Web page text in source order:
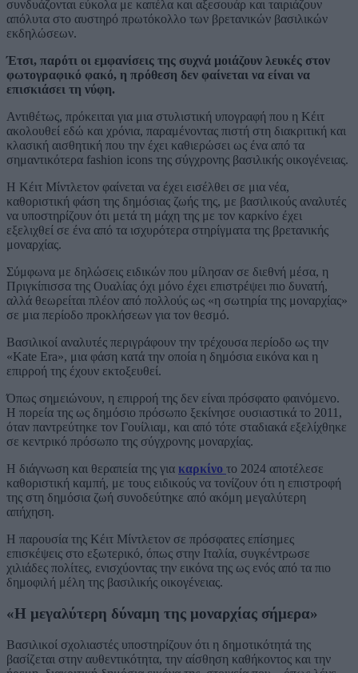
συνδυάζονται εύκολα με καπέλα και αξεσουάρ και ταιριάζουν
απόλυτα στο αυστηρό πρωτόκολλο των βρετανικών βασιλικών
εκδηλώσεων.
Έτσι, παρότι οι εμφανίσεις της συχνά μοιάζουν λευκές στον
φωτογραφικό φακό, η πρόθεση δεν φαίνεται να είναι να
επισκιάσει τη νύφη.
Αντιθέτως, πρόκειται για μια στυλιστική υπογραφή που η Κέιτ
ακολουθεί εδώ και χρόνια, παραμένοντας πιστή στη διακριτική και
κλασική αισθητική που την έχει καθιερώσει ως ένα από τα
σημαντικότερα fashion icons της σύγχρονης βασιλικής οικογένειας.
Η Κέιτ Μίντλετον φαίνεται να έχει εισέλθει σε μια νέα,
καθοριστική φάση της δημόσιας ζωής της, με βασιλικούς αναλυτές
να υποστηρίζουν ότι μετά τη μάχη της με τον καρκίνο έχει
εξελιχθεί σε ένα από τα ισχυρότερα στηρίγματα της βρετανικής
μοναρχίας.
Σύμφωνα με δηλώσεις ειδικών που μίλησαν σε διεθνή μέσα, η
Πριγκίπισσα της Ουαλίας όχι μόνο έχει επιστρέψει πιο δυνατή,
αλλά θεωρείται πλέον από πολλούς ως «η σωτηρία της μοναρχίας»
σε μια περίοδο προκλήσεων για τον θεσμό.
Βασιλικοί αναλυτές περιγράφουν την τρέχουσα περίοδο ως την
«Kate Era», μια φάση κατά την οποία η δημόσια εικόνα και η
επιρροή της έχουν εκτοξευθεί.
Όπως σημειώνουν, η επιρροή της δεν είναι πρόσφατο φαινόμενο.
Η πορεία της ως δημόσιο πρόσωπο ξεκίνησε ουσιαστικά το 2011,
όταν παντρεύτηκε τον Γουίλιαμ, και από τότε σταδιακά εξελίχθηκε
σε κεντρικό πρόσωπο της σύγχρονης μοναρχίας.
Η διάγνωση και θεραπεία της για καρκίνο το 2024 αποτέλεσε
καθοριστική καμπή, με τους ειδικούς να τονίζουν ότι η επιστροφή
της στη δημόσια ζωή συνοδεύτηκε από ακόμη μεγαλύτερη
απήχηση.
Η παρουσία της Κέιτ Μίντλετον σε πρόσφατες επίσημες
επισκέψεις στο εξωτερικό, όπως στην Ιταλία, συγκέντρωσε
χιλιάδες πολίτες, ενισχύοντας την εικόνα της ως ενός από τα πιο
δημοφιλή μέλη της βασιλικής οικογένειας.
«Η μεγαλύτερη δύναμη της μοναρχίας σήμερα»
Βασιλικοί σχολιαστές υποστηρίζουν ότι η δημοτικότητά της
βασίζεται στην αυθεντικότητα, την αίσθηση καθήκοντος και την